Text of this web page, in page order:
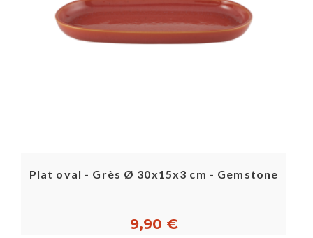
Plat oval - Grès Ø 30x15x3 cm - Gemstone
9,90 €